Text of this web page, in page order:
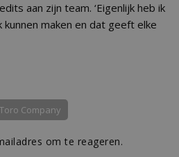
aan zijn team. ‘Eigenlijk heb ik
maken en dat geeft elke
Company
om te reageren.